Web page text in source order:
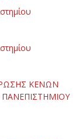
ΚΕΝΩΝ